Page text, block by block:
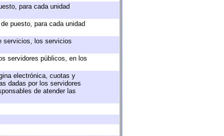
para cada unidad
puesto, para cada unidad
servicios, los servicios
servidores públicos, en los
electrónica, cuotas y
dadas por los servidores
de atender las